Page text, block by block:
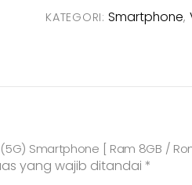
(5G)
Smartphone
]
-
Garansi
KATEGORI:Smartphone,
Smartphone [ Ram 8GB /
yang wajib ditandai *